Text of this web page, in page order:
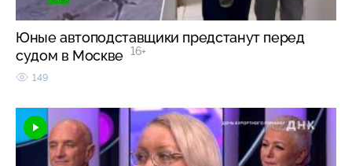
Юные автоподставщики предстанут перед
судом в Москве 16+
149